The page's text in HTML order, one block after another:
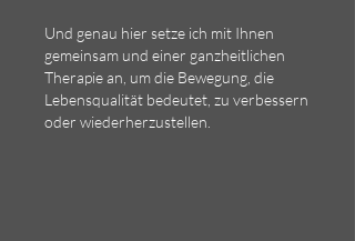
Und genau hier setze ich mit Ihnen
gemeinsam und einer ganzheitlichen
Therapie an, um die Bewegung, die
Lebensqualität bedeutet, zu verbessern
oder wiederherzustellen.